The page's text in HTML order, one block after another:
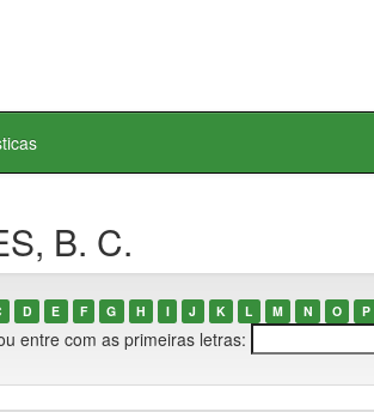
B. C.
D E F G H I J K L M N O P
entre com as primeiras letras: